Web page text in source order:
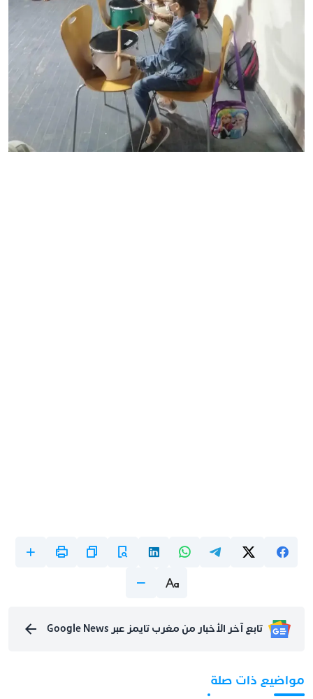
تابع آخر الأخبار من مغرب تايمز عبر Google News
مواضيع ذات صلة